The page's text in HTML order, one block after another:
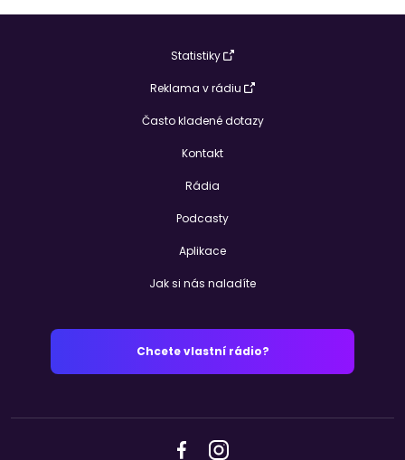
Statistiky
Reklama v rádiu
Často kladené dotazy
Kontakt
Rádia
Podcasty
Aplikace
Jak si nás naladíte
Chcete vlastní rádio?